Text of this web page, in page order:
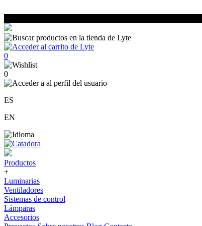
0
0
ES
EN
Productos
+
Luminarias
Ventiladores
Sistemas de control
Lámparas
Accesorios